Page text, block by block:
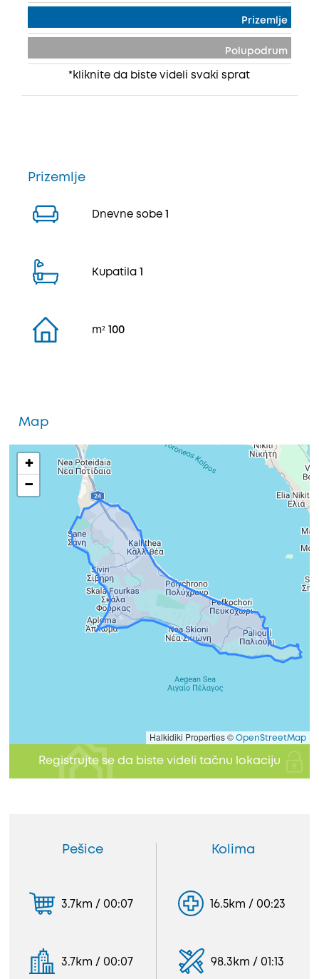
Prizemlje
Polupodrum
*kliknite da biste videli svaki sprat
Prizemlje
Dnevne sobe
Kupatila
m² 100
Map
+
−
Halkidiki Properties © OpenStreetMap
Registrujte se da biste videli tačnu lokaciju
Pešice
3.7km / 00:07
3.7km / 00:07
Kolima
16.5km / 00:23
98.3km / 01:13